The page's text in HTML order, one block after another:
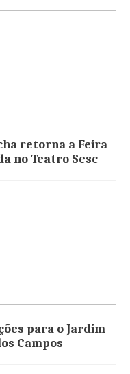
retorna a Feira
no Teatro Sesc
para o Jardim
Campos